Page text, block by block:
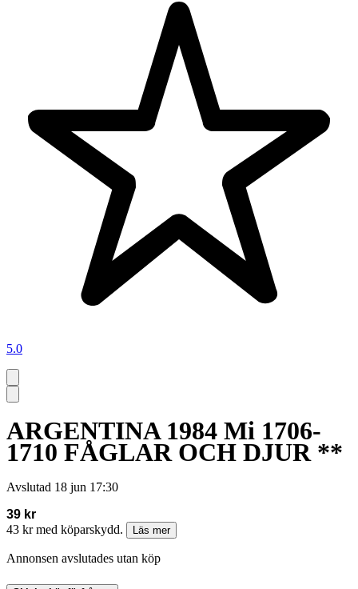
5.0
ARGENTINA 1984 Mi 1706-
1710 FÅGLAR OCH DJUR **
Avslutad 18 jun 17:30
39 kr
43 kr med köparskydd.
Läs mer
Annonsen avslutades utan köp